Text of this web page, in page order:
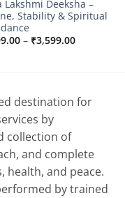
Lakshmi Deeksha –
Stability & Spiritual
– ₹3,599.00Price
destination for
by
collection of
and complete
health, and peace.
by trained